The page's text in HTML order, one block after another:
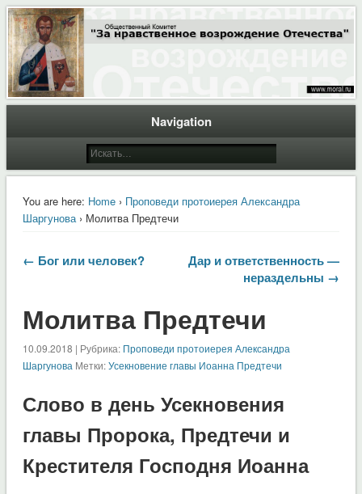
Moral.Ru
Общественный Комитет "За нравственное возрождение Отечества"
Navigation
You are here: Home› Проповеди протоиерея Александра
Шаргунова› Молитва Предтечи
← Бог или человек?
Дар и ответственность —
нераздельны →
Молитва Предтечи
10.09.2018 | Рубрика: Проповеди протоиерея Александра
Шаргунова Метки:Усекновение главы Иоанна Предтечи
Слово в день Усекновения
главы Пророка, Предтечи и
Крестителя Господня Иоанна